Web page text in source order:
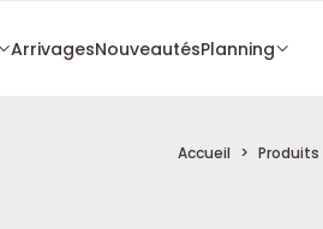
ArrivagesNouveautésPlanning
Accueil Produits